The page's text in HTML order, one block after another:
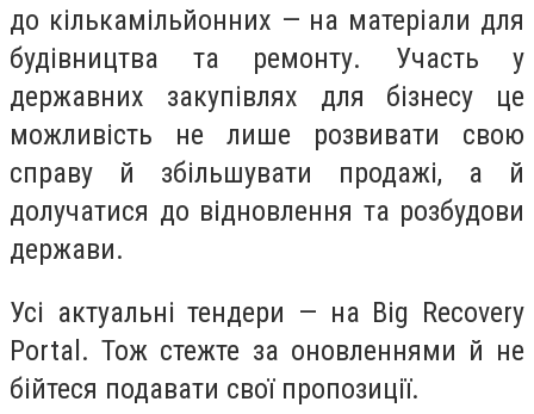
до кількамільйонних — на матеріали для
будівництва та ремонту. Участь у
державних закупівлях для бізнесу це
можливість не лише розвивати свою
справу й збільшувати продажі, а й
долучатися до відновлення та розбудови
держави.
Усі актуальні тендери — на Big Recovery
Portal. Тож стежте за оновленнями й не
бійтеся подавати свої пропозиції.